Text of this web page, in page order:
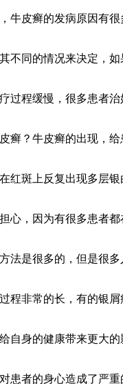
牛皮癣的发病原因有很
不同的情况来决定，如
过程缓慢，很多患者治
癣？牛皮癣的出现，给
红斑上反复出现多层银
心，因为有很多患者都
法是很多的，但是很多
程非常的长，有的银屑
自身的健康带来更大的
患者的身心造成了严重